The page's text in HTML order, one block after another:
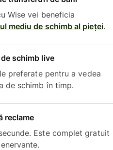
Wise vei beneficia
mediu de schimb al pieței.
schimb live
preferate pentru a vedea
de schimb în timp.
reclame
Este complet gratuit